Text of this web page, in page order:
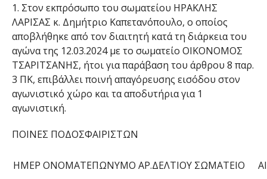
1. Στον εκπρόσωπο του σωματείου ΗΡΑΚΛΗΣ
ΛΑΡΙΣΑΣ κ. Δημήτριο Καπετανόπουλο, ο οποίος
αποβλήθηκε από τον διαιτητή κατά τη διάρκεια του
αγώνα της 12.03.2024 με το σωματείο ΟΙΚΟΝΟΜΟΣ
ΤΣΑΡΙΤΣΑΝΗΣ, ήτοι για παράβαση του άρθρου 8 παρ.
3 ΠΚ, επιβάλλει ποινή απαγόρευσης εισόδου στον
αγωνιστικό χώρο και τα αποδυτήρια για 1
αγωνιστική.
ΠΟΙΝΕΣ ΠΟΔΟΣΦΑΙΡΙΣΤΩΝ
ΗΜΕΡ ΟΝΟΜΑΤΕΠΩΝΥΜΟ ΑΡ.ΔΕΛΤΙΟΥ ΣΩΜΑΤΕΙΟ